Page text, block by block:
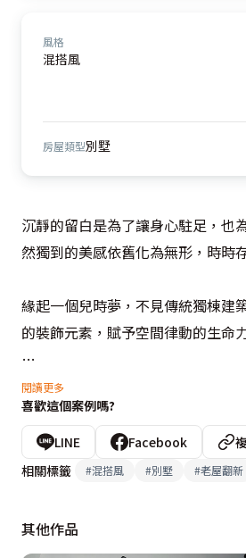
風格
混搭風
房屋類型別墅
沉靜的留白是為了讓身心駐足，也
然獨到的美感依舊化為無形，時時
緣起一個兒時夢，不見傳統獨棟建
的裝飾元素，賦予空間律動的生命
牆面留白，是為了還給藝術一個展
藝術，創造的最佳舞台，在適時
視覺樂趣。
設計概念文字為【ISIT設計】提供
閱讀更多
喜歡這個案例嗎?
LINE Facebook
相關標籤
#混搭風 #別墅 #老屋翻新
其他作品